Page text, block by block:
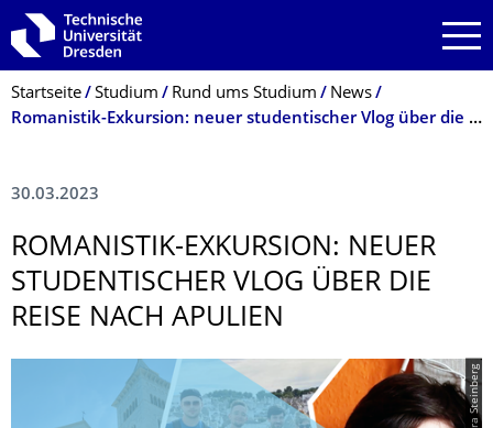
Zur Hauptnavigation springen
Zur Suche springen
Zum Inhalt springen
Breadcrumb-Menü
Startseite Studium Rund ums Studium
News
Romanistik-Exkursion: neuer studentischer Vlog über die Reise nach Apulien
30.03.2023
ROMANISTIK-EXKURSION: NEUER
STUDENTISCHER VLOG ÜBER DIE
REISE NACH APULIEN